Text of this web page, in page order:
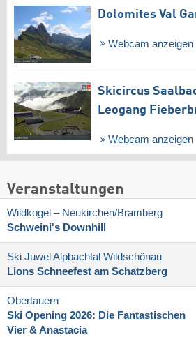
Dolomites Val
Webcam anzeigen
Skicircus
Leogang
Webcam anzeigen
Veranstaltungen
Wildkogel – Neukirchen/​Bramberg
Schweini's Downhill
Ski Juwel Alpbachtal Wildschönau
Lions Schneefest am Schatzberg
Obertauern
Ski Opening 2026: Die Fantastischen
Vier & Anastacia